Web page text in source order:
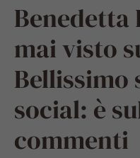
Benedetta
mai visto
Bellissimo
social: è
commenti